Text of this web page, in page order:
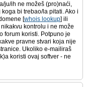
ju/ih ne možeš (pro)naći,
bi trebao/la pitati. Ako i
[whois lookup] ili
kontrolu i ne može
forum koristi. Potpuno je
pravne stvari koja nije
Ukoliko e-mailiraš
koristi ovaj softver - ne